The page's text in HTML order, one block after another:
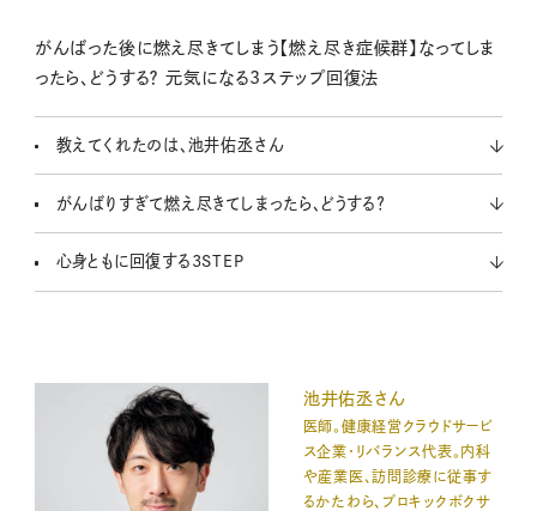
t
がんばった後に燃え尽きてしまう【燃え尽き症候群】なってしま
ったら、どうする？ 元気になる3ステップ回復法
教えてくれたのは、池井佑丞さん
がんばりすぎて燃え尽きてしまったら、どうする？
心身ともに回復する3STEP
池井佑丞さん
医師。健康経営クラウドサービ
ス企業・リバランス代表。内科
や産業医、訪問診療に従事す
るかたわら、プロキックボクサ